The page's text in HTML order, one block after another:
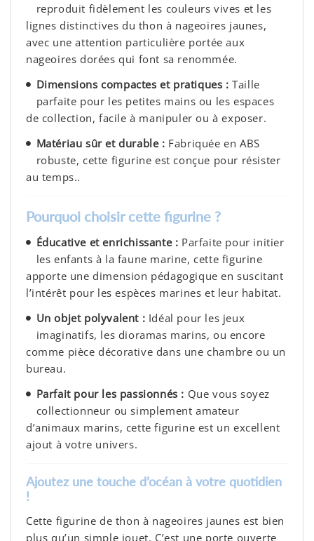
reproduit fidèlement les couleurs vives et les
lignes distinctives du thon à nageoires jaunes,
avec une attention particulière portée aux
nageoires dorées qui font sa renommée.
Dimensions compactes et pratiques :Taille
parfaite pour les petites mains ou les espaces
de collection, facile à manipuler ou à exposer.
Matériau sûr et durable : Fabriquée en ABS
robuste, cette figurine est conçue pour résister
au temps..
Pourquoi choisir cette figurine ?
Éducative et enrichissante : Parfaite pour initier
les enfants à la faune marine, cette figurine
apporte une dimension pédagogique en suscitant
l’intérêt pour les espèces marines et leur habitat.
Un objet polyvalent : Idéal pour les jeux
imaginatifs, les dioramas marins, ou encore
comme pièce décorative dans une chambre ou un
bureau.
Parfait pour les passionnés : Que vous soyez
collectionneur ou simplement amateur
d’animaux marins, cette figurine est un excellent
ajout à votre univers.
Ajoutez une touche d’océan à votre quotidien
!
Cette figurine de thon à nageoires jaunes est bien
plus qu’un simple jouet. C’est une porte ouverte